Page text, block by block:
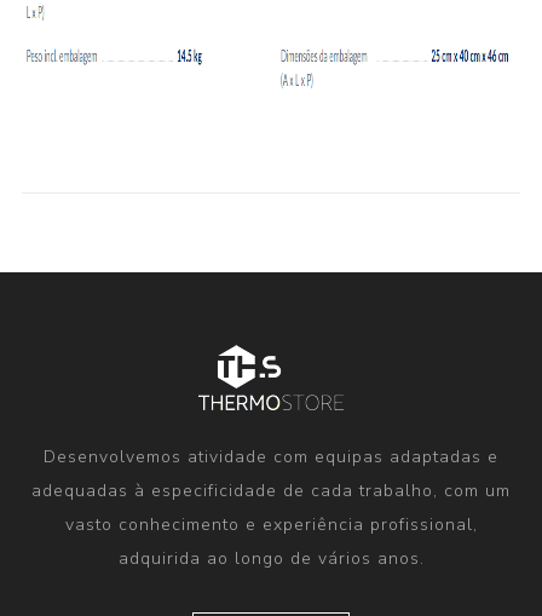
Desenvolvemos atividade com equipas adaptadas e
adequadas à especificidade de cada trabalho, com um
vasto conhecimento e experiência profissional,
adquirida ao longo de vários anos.